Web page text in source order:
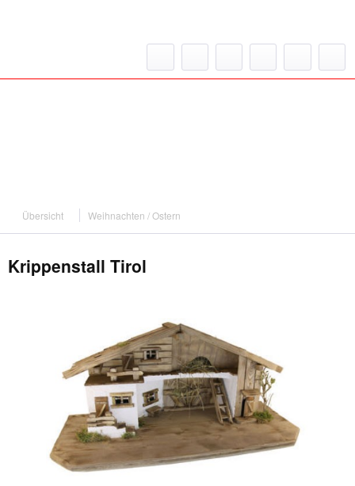
Übersicht Weihnachten / Ostern
Krippenstall Tirol